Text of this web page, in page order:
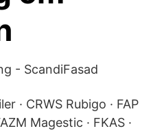
- ScandiFasad
· CRWS Rubigo · FAP
Magestic · FKAS ·